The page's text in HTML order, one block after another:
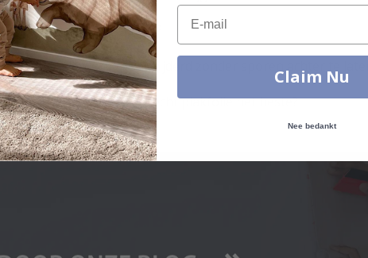
Hoe duurzaam is plakfolie?
Kan plakfolie worden verwijderd zonder sporen achter te
Op welke oppervlakken hecht plakfolie het beste?
Email
Claim Nu
Nee bedankt